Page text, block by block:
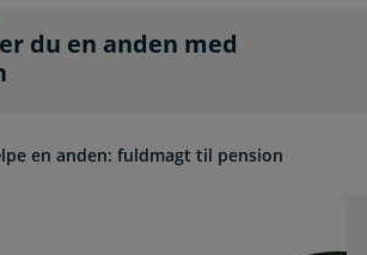
Sådan hjælper du en anden
du en anden med
en anden: fuldmagt til pension